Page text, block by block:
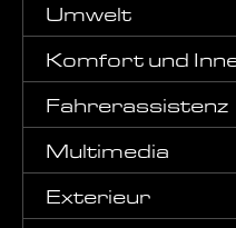
Umwelt
Komfort und
Fahrerassistenz
Multimedia
Exterieur